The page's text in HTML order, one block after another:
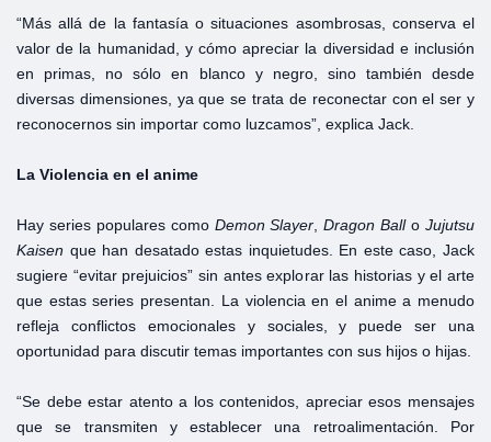
“Más allá de la fantasía o situaciones asombrosas, conserva el
valor de la humanidad, y cómo apreciar la diversidad e inclusión
en primas, no sólo en blanco y negro, sino también desde
diversas dimensiones, ya que se trata de reconectar con el ser y
reconocernos sin importar como luzcamos”, explica Jack.
La Violencia en el anime
Hay series populares como Demon Slayer ,Dragon BalloJujutsu
Kaisen que han desatado estas inquietudes. En este caso, Jack
sugiere “evitar prejuicios” sin antes explorar las historias y el arte
que estas series presentan. La violencia en el anime a menudo
refleja conflictos emocionales y sociales, y puede ser una
oportunidad para discutir temas importantes con sus hijos o hijas.
“Se debe estar atento a los contenidos, apreciar esos mensajes
que se transmiten y establecer una retroalimentación. Por